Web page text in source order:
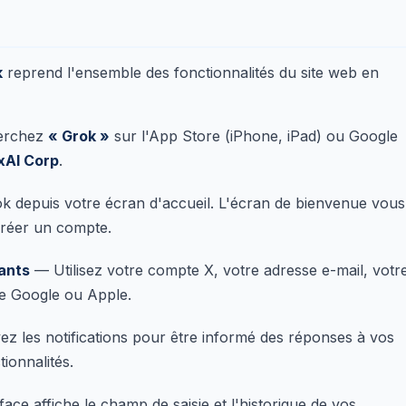
reprend l'ensemble des fonctionnalités du site web en
« Grok » sur l'App Store (iPhone, iPad) ou Google
Corp.
depuis votre écran d'accueil. L'écran de bienvenue vous
un compte.
— Utilisez votre compte X, votre adresse e-mail,
Google ou Apple.
les notifications pour être informé des réponses à vos